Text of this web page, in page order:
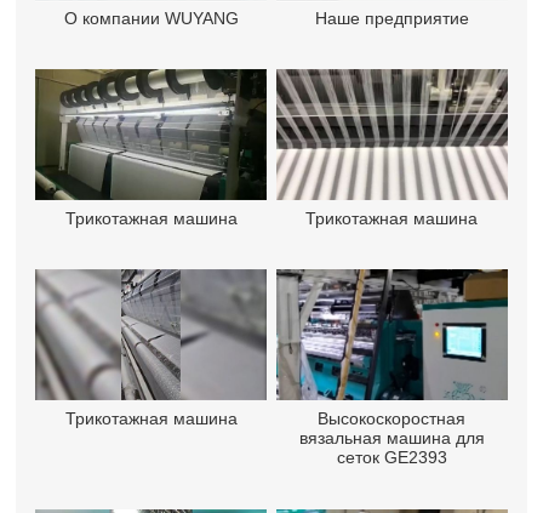
О компании WUYANG Наше предприятие
Трикотажная машина Трикотажная машина
Трикотажная машина
Высокоскоростная
вязальная машина для
сеток GE2393